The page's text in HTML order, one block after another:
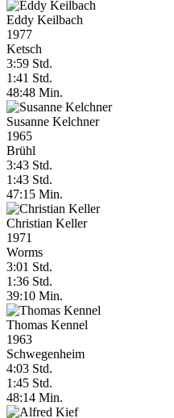
Eddy Keilbach
1977
Ketsch
3:59 Std.
1:41 Std.
48:48 Min.
Susanne Kelchner
1965
Brühl
3:43 Std.
1:43 Std.
47:15 Min.
Christian Keller
1971
Worms
3:01 Std.
1:36 Std.
39:10 Min.
Thomas Kennel
1963
Schwegenheim
4:03 Std.
1:45 Std.
48:14 Min.